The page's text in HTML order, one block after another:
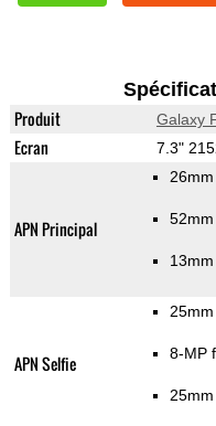
Produit Galaxy
Ecran 7.3"
APN Principal
APN Selfie 8-MP